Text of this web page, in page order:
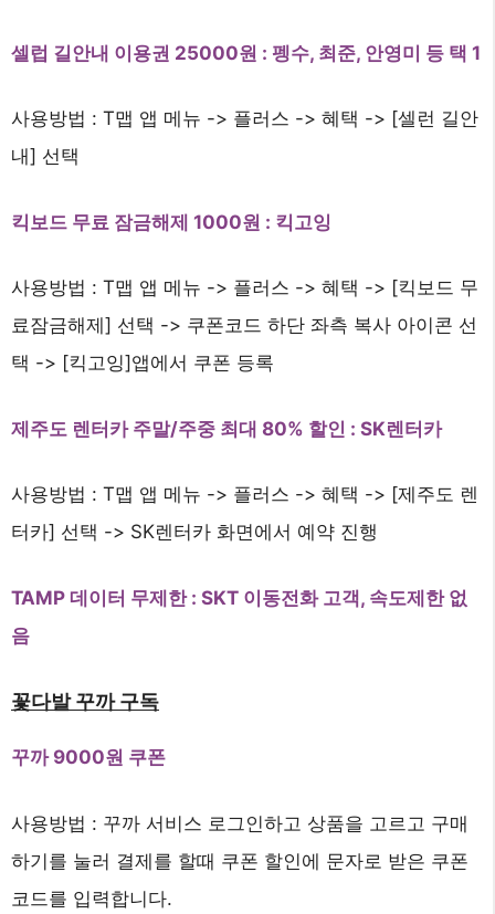
셀럽 길안내 이용권 25000원 : 펭수, 최준, 안영미 등 택 1
사용방법 : T맵 앱 메뉴 -> 플러스 -> 혜택 -> [셀런 길안
내] 선택
킥보드 무료 잠금해제 1000원 : 킥고잉
사용방법 : T맵 앱 메뉴 -> 플러스 -> 혜택 -> [킥보드 무
료잠금해제] 선택 -> 쿠폰코드 하단 좌측 복사 아이콘 선
택 -> [킥고잉]앱에서 쿠폰 등록
제주도 렌터카 주말/주중 최대 80% 할인 : SK렌터카
사용방법 : T맵 앱 메뉴 -> 플러스 -> 혜택 -> [제주도 렌
터카] 선택 -> SK렌터카 화면에서 예약 진행
TAMP 데이터 무제한 : SKT 이동전화 고객, 속도제한 없
음
꽃다발 꾸까 구독
꾸까 9000원 쿠폰
사용방법 : 꾸까 서비스 로그인하고 상품을 고르고 구매
하기를 눌러 결제를 할때 쿠폰 할인에 문자로 받은 쿠폰
코드를 입력합니다.